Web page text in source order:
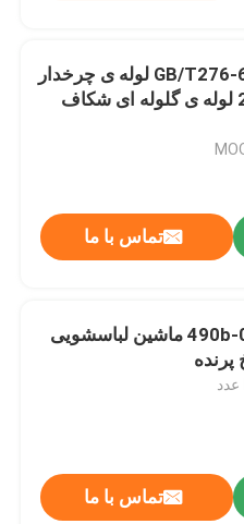
GB/T276-6302-2Z لوله ی چرخدار
6302-2Z لوله ی گلوله ای شکاف
تماس با ما
490b-05001-1 ماشین لباسشویی
پرنده
تماس با ما